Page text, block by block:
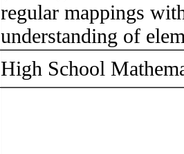
regular mappings
understanding of
High School